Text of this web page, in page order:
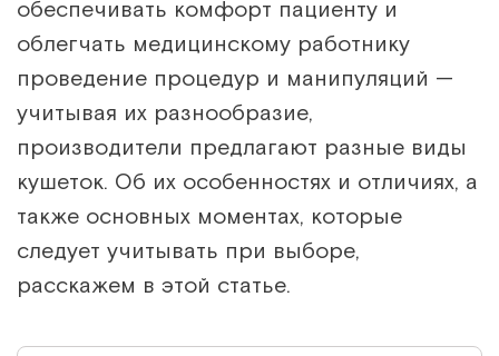
обеспечивать комфорт пациенту и
облегчать медицинскому работнику
проведение процедур и манипуляций —
учитывая их разнообразие,
производители предлагают разные виды
кушеток. Об их особенностях и отличиях, а
также основных моментах, которые
следует учитывать при выборе,
расскажем в этой статье.